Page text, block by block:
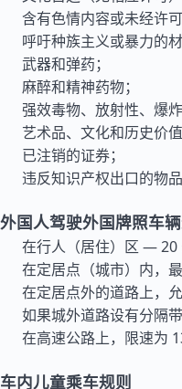
含有色情内容或未经许
呼吁种族主义或暴力的材
武器和弹药；
麻醉和精神药物；
强效毒物、放射性、爆炸
艺术品、文化和历史价值
已注销的证券；
违反知识产权出口的物品
外国人驾驶外国牌照车
在行人（居住）区 — 20
在定居点（城市）内，
在定居点外的道路上，
如果城外道路设有分隔
在高速公路上，限速为
车内儿童乘车规则